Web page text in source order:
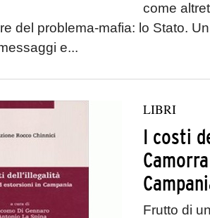
come
del problema-mafia: lo Stato.
e...
LIBRI
I costi
Frutto di